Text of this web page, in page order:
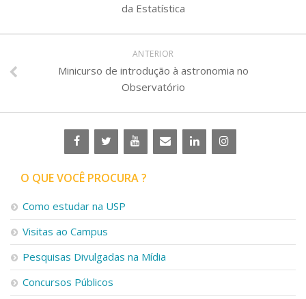
da Estatística
ANTERIOR
Minicurso de introdução à astronomia no
Observatório
O QUE VOCÊ PROCURA ?
Como estudar na USP
Visitas ao Campus
Pesquisas Divulgadas na Mídia
Concursos Públicos